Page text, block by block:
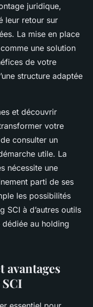
juridique,
leur retour sur
La mise en place
une solution
de votre
structure adaptée
et découvrir
votre
consulter un
utile. La
nécessite une
parti de ses
les possibilités
SCI à d’autres outils
au holding
avantages